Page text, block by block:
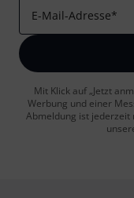
E-Mail-Adresse*
Mit Klick auf „Jetzt
Werbung und einer
Abmeldung ist jederzeit